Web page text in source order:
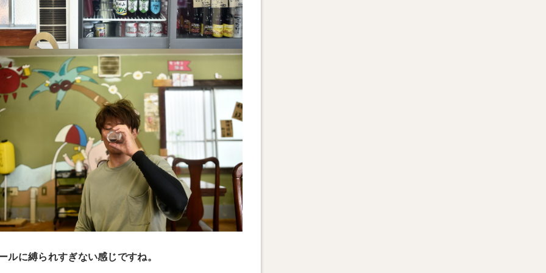
に縛られすぎない感じですね。